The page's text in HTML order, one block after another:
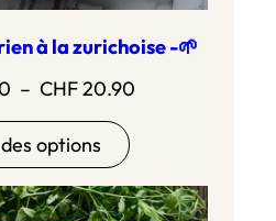
à la zurichoise -🌱
– CHF20.90
à
options